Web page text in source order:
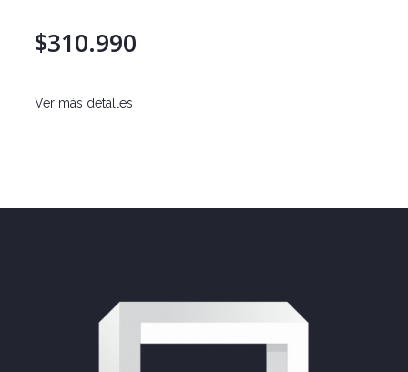
$310.990
Ver más detalles